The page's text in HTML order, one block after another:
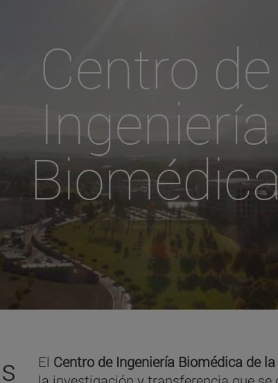
Centro de
Ingeniería
El Centro de Ingeniería Biomédica de